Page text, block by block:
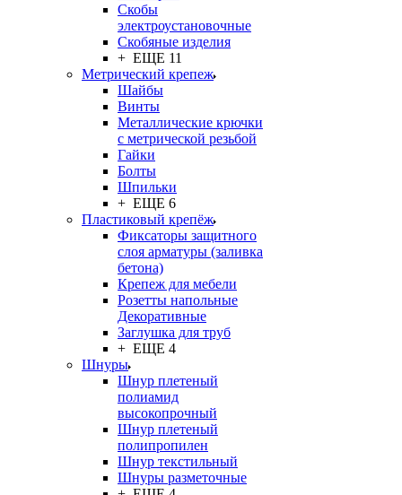
Скобы
электроустановочные
Скобяные изделия
+ ЕЩЕ 11
Метрический крепеж
Шайбы
Винты
Металлические крючки
с метрической резьбой
Гайки
Болты
Шпильки
+ ЕЩЕ 6
Пластиковый крепёж
Фиксаторы защитного
слоя арматуры (заливка
бетона)
Крепеж для мебели
Розетты напольные
Декоративные
Заглушка для труб
+ ЕЩЕ 4
Шнуры
Шнур плетеный
полиамид
высокопрочный
Шнур плетеный
полипропилен
Шнур текстильный
Шнуры разметочные